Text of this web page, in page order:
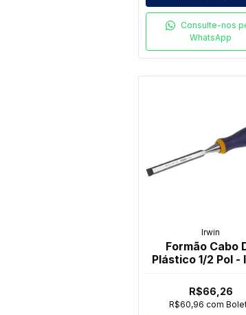
Consulte-nos
WhatsApp
Irwin
Formão Cabo
Plástico 1/2 Pol -
R$66,26
R$60,96 com